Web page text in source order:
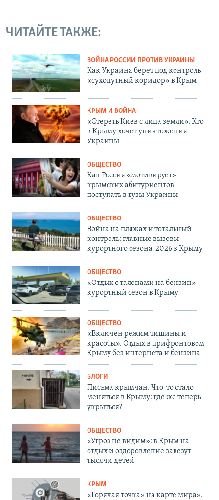
ЧИТАЙТЕ ТАКЖЕ:
ВОЙНА РОССИИ ПРОТИВ УКРАИНЫ
Как Украина берет под контроль
«сухопутный коридор» в Крым
КРЫМ И ВОЙНА
«Стереть Киев с лица земли». Кто
в Крыму хочет уничтожения
Украины
ОБЩЕСТВО
Как Россия «мотивирует»
крымских абитуриентов
поступать в вузы Украины
ОБЩЕСТВО
Война на пляжах и тотальный
контроль: главные вызовы
курортного сезона-2026 в Крыму
ОБЩЕСТВО
«Отдых с талонами на бензин»:
курортный сезон в Крыму
ОБЩЕСТВО
«Включен режим тишины и
красоты». Отдых в прифронтовом
Крыму без интернета и бензина
БЛОГИ
Письма крымчан. Что-то стало
меняться в Крыму: где же теперь
укрыться?
ОБЩЕСТВО
«Угроз не видим»: в Крым на
отдых и оздоровление завезут
тысячи детей
КРЫМ
«Горячая точка» на карте мира».